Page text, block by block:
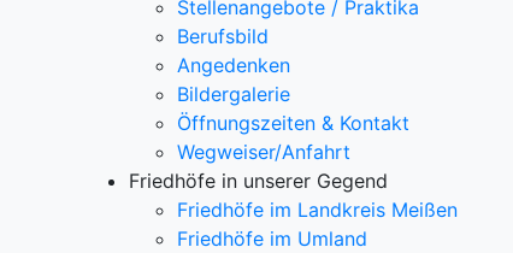
Stellenangebote / Praktika
Berufsbild
Angedenken
Bildergalerie
Öffnungszeiten & Kontakt
Wegweiser/Anfahrt
Friedhöfe in unserer Gegend
Friedhöfe im Landkreis Meißen
Friedhöfe im Umland